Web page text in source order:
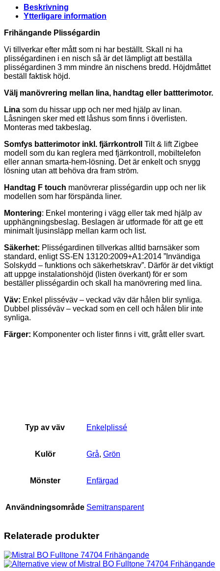
Beskrivning
Ytterligare information
Frihängande Plisségardin
Vi tillverkar efter mått som ni har beställt. Skall ni ha
plisségardinen i en nisch så är det lämpligt att beställa
plisségardinen 3 mm mindre än nischens bredd. Höjdmåttet
beställ faktisk höjd.
Välj manövrering mellan lina, handtag eller battterimotor.
Lina som du hissar upp och ner med hjälp av linan.
Låsningen sker med ett låshus som finns i överlisten.
Monteras med takbeslag.
Somfys batterimotor inkl. fjärrkontroll
Tilt & lift Zigbee
modell som du kan reglera med fjärrkontroll, mobiltelefon
eller annan smarta-hem-lösning. Det är enkelt och snygg
lösning utan att behöva dra fram ström.
Handtag F touch manövrerar plisségardin upp och ner lik
modellen som har förspända liner.
Montering: Enkel montering i vägg eller tak med hjälp av
upphängningsbeslag. Beslagen är utformade för att ge ett
minimalt ljusinsläpp mellan karm och list.
Säkerhet: Plisségardinen tillverkas alltid barnsäker som
standard, enligt SS-EN 13120:2009+A1:2014 ”Invändiga
Solskydd – funktions och säkerhetskrav”. Därför är det viktigt
att uppge instalationshöjd (listen överkant) för er som
beställer plisségardin och skall ha manövrering med lina.
Väv: Enkel plisséväv – veckad väv där hålen blir synliga.
Dubbel plisséväv – veckad som en cell och hålen blir inte
synliga.
Färger: Komponenter och lister finns i vitt, grått eller svart.
Typ av väv Enkelplissé
Kulör Grå, Grön
Mönster Enfärgad
Användningsområde Semitransparent
Relaterade produkter